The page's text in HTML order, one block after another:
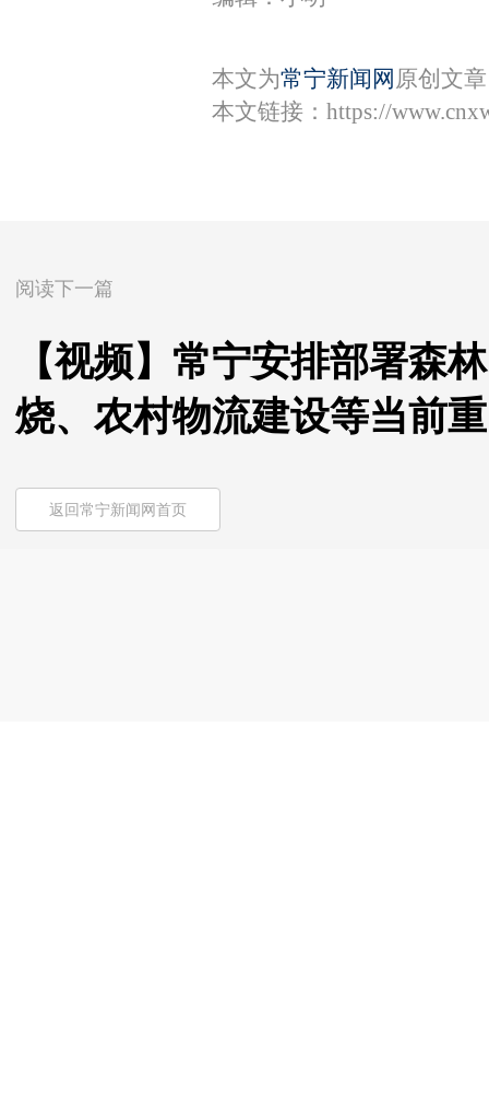
本文为常宁新闻网 原创文
本文链接： https://
阅读下一篇
【视频】常宁安排部署森
烧、农村物流建设等当前
返回常宁新闻网首页